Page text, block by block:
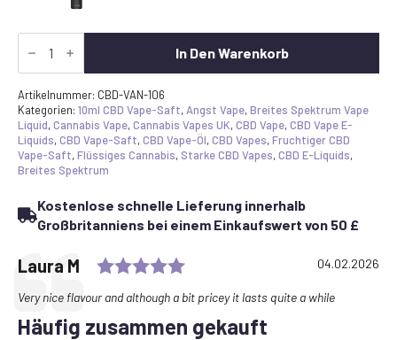
£17.99
£17.09.
Starker
CBD
Vanille-
Süßkartoffel
E-
Liquid
600mg
+
CBG
In Den Warenkorb
Artikelnummer: CBD-VAN-106
Kategorien: 10ml CBD Vape-Saft, Angst Vape,Breites Spektrum Vape
Liquid,Cannabis Vape,Cannabis Vapes UK,CBD Vape,CBD Vape E-
Liquids,CBD Vape-Saft,CBD Vape-Öl,CBD Vapes,Fruchtiger CBD
Vape-Saft,Flüssiges Cannabis, Starke CBD Vapes,CBD E-Liquids,
Breites Spektrum
Kostenlose schnelle Lieferung innerhalb
Großbritanniens bei einem Einkaufswert von 50 £
Testimonial
Author:
Laura M Rating: 5.0 out of 5 stars
Date:
04.02.2026
Text:
Very nice flavour and although a bit pricey it lasts quite a while
Häufig zusammen gekauft